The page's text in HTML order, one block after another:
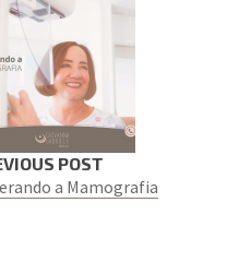
POST
a Mamografia